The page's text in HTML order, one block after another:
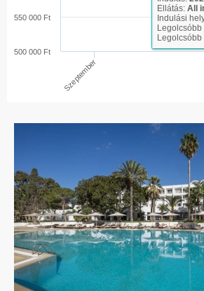
Szeptember
500 000 Ft
550 000 Ft
Ellátás: All
Indulási
Legolcsóbb
Legolcsóbb